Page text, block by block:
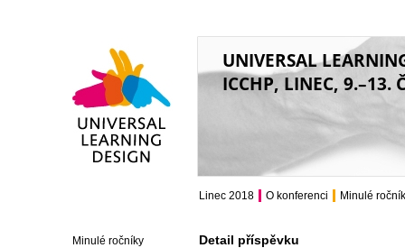
UNIVERSAL
ICCHP, LINEC, 9.–13.
Detail příspěvku
Minulé ročníky
Linec 2018 O konferenci Minulé